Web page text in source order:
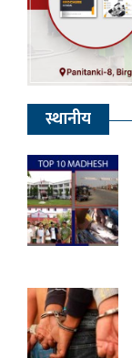
स्थानीय